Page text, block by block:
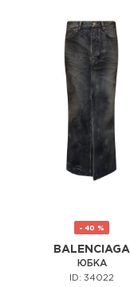
- 40 %
BALENCIAGA
ЮБКА
ID: 34022